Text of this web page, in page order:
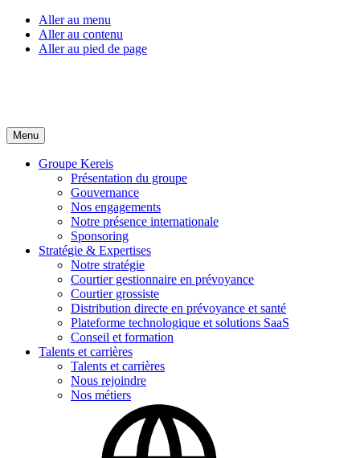
Aller au menu
Aller au contenu
Aller au pied de page
Menu
Groupe Kereis
Présentation du groupe
Gouvernance
Nos engagements
Notre présence internationale
Sponsoring
Stratégie & Expertises
Notre stratégie
Courtier gestionnaire en prévoyance
Courtier grossiste
Distribution directe en prévoyance et santé
Plateforme technologique et solutions SaaS
Conseil et formation
Talents et carrières
Talents et carrières
Nous rejoindre
Nos métiers